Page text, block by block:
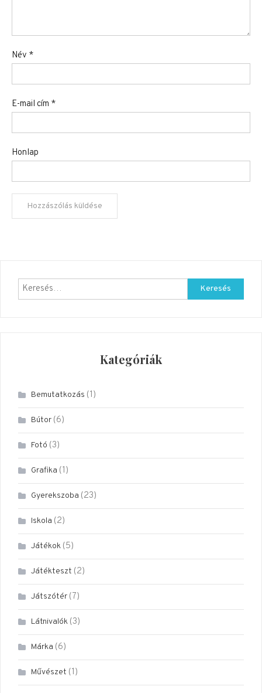
Név *
E-mail cím *
Honlap
Keresés:
Kategóriák
Bemutatkozás (1)
Bútor (6)
Fotó (3)
Grafika (1)
Gyerekszoba (23)
Iskola (2)
Játékok (5)
Játékteszt (2)
Játszótér (7)
Látnivalók (3)
Márka (6)
Művészet (1)